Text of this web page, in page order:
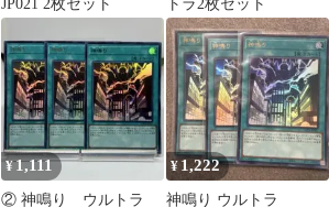
JP021 2枚セット
トラ2枚セット
¥ 1,111
② 神鳴り ウルトラ
¥ 1,222
神鳴り ウルトラ